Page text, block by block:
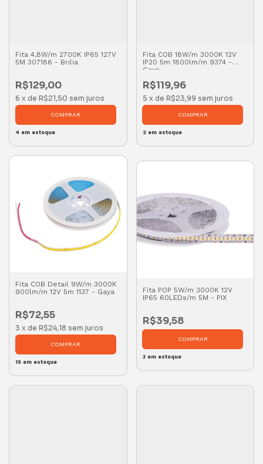
Fita 4,8W/m 2700K IP65 127V
5M 307186 - Brilia
R$129,00
6 x de R$21,50 sem juros
4 em estoque
Fita COB 18W/m 3000K 12V
IP20 5m 1800lm/m 9374 -
Gaya
R$119,96
5 x de R$23,99 sem juros
2em estoque
Fita COB Detail 9W/m 3000K
900lm/m 12V 5m 1137 - Gaya
R$72,55
3 x de R$24,18 sem juros
15 em estoque
Fita POP 5W/m 3000K 12V
IP65 60LEDs/m 5M - PIX
R$39,58
3em estoque